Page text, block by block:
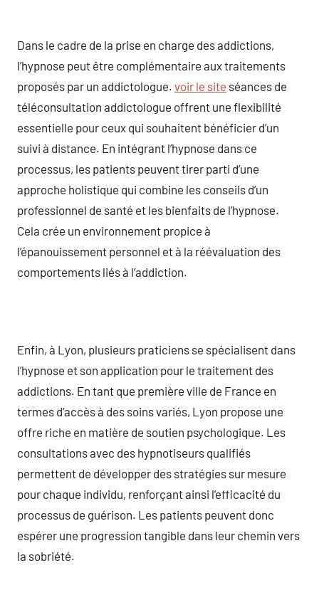
Dans le cadre de la prise en charge des addictions,
l’hypnose peut être complémentaire aux traitements
proposés par un addictologue. voir le site séances de
téléconsultation addictologue offrent une flexibilité
essentielle pour ceux qui souhaitent bénéficier d’un
suivi à distance. En intégrant l’hypnose dans ce
processus, les patients peuvent tirer parti d’une
approche holistique qui combine les conseils d’un
professionnel de santé et les bienfaits de l’hypnose.
Cela crée un environnement propice à
l’épanouissement personnel et à la réévaluation des
comportements liés à l’addiction.
Enfin, à Lyon, plusieurs praticiens se spécialisent dans
l’hypnose et son application pour le traitement des
addictions. En tant que première ville de France en
termes d’accès à des soins variés, Lyon propose une
offre riche en matière de soutien psychologique. Les
consultations avec des hypnotiseurs qualifiés
permettent de développer des stratégies sur mesure
pour chaque individu, renforçant ainsi l’efficacité du
processus de guérison. Les patients peuvent donc
espérer une progression tangible dans leur chemin vers
la sobriété.